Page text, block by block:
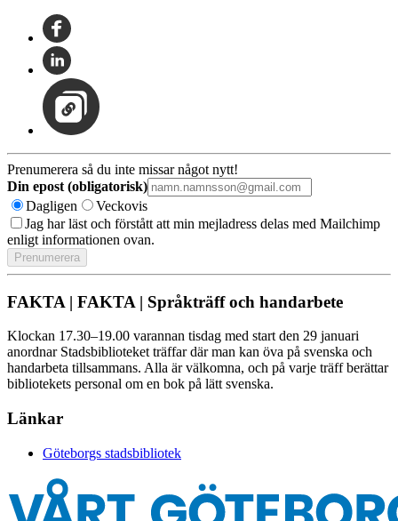
Prenumerera så du inte missar något nytt!
Din epost (obligatorisk)
Dagligen
Veckovis
Jag har läst och förstått att min mejladress delas med Mailchimp
enligt informationen ovan.
FAKTA | FAKTA | Språkträff och handarbete
Klockan 17.30–19.00 varannan tisdag med start den 29 januari
anordnar Stadsbiblioteket träffar där man kan öva på svenska och
handarbeta tillsammans. Alla är välkomna, och på varje träff berättar
bibliotekets personal om en bok på lätt svenska.
Länkar
Göteborgs stadsbibliotek